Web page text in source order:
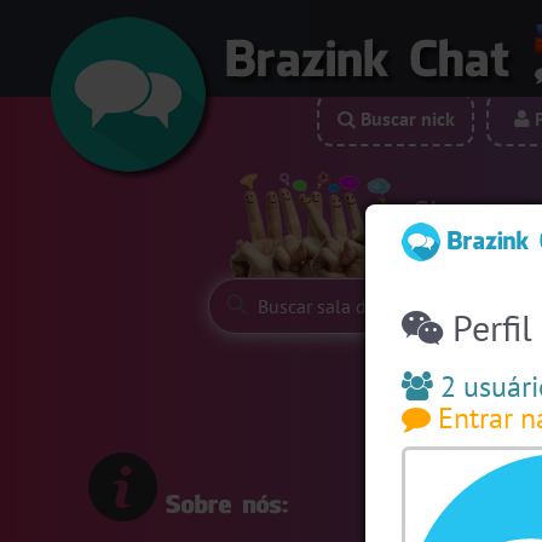
Siga-nos:
Buscar nick
Perfil
2
Entrar